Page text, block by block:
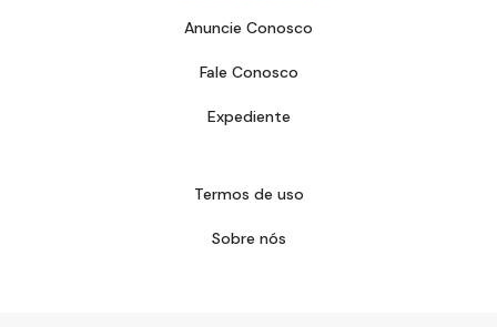
Anuncie Conosco
Fale Conosco
Expediente
Termos de uso
Sobre nós